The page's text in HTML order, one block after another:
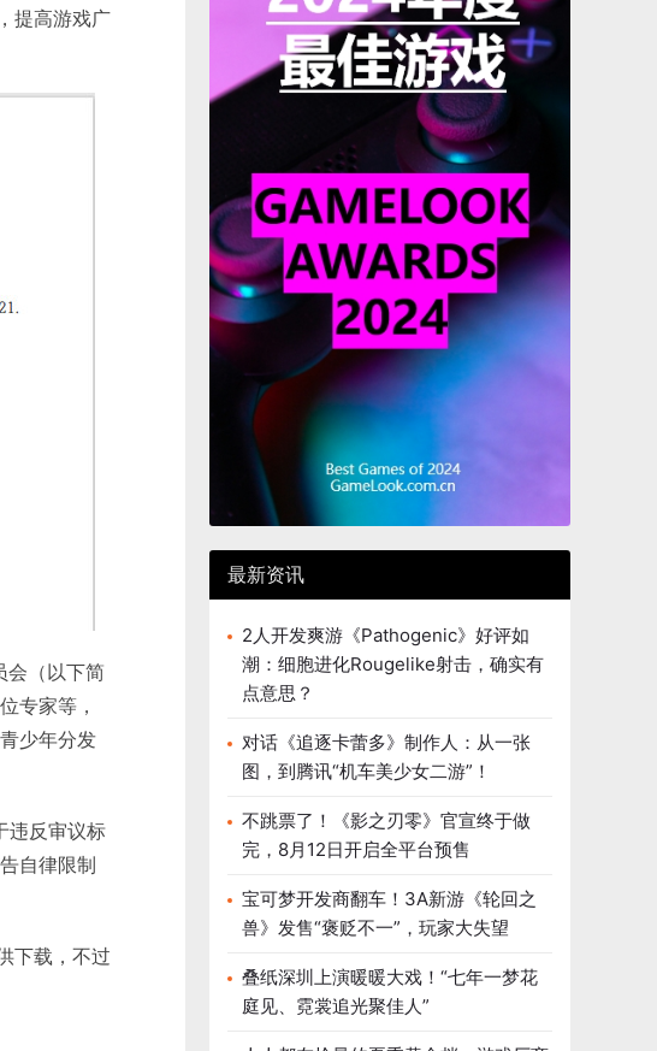
提高游戏广
会（以下简
专家等，
少年分发
违反审议标
自律限制
下载，不过
最新资讯
2人开发爽游《Pathogenic》好评如
潮：细胞进化Rougelike射击，确实有
点意思？
对话《追逐卡蕾多》制作人：从一张
图，到腾讯“机车美少女二游”！
不跳票了！《影之刃零》官宣终于做
完，8月12日开启全平台预售
宝可梦开发商翻车！3A新游《轮回之
兽》发售“褒贬不一”，玩家大失望
叠纸深圳上演暖暖大戏！“七年一梦花
庭见、霓裳追光聚佳人”